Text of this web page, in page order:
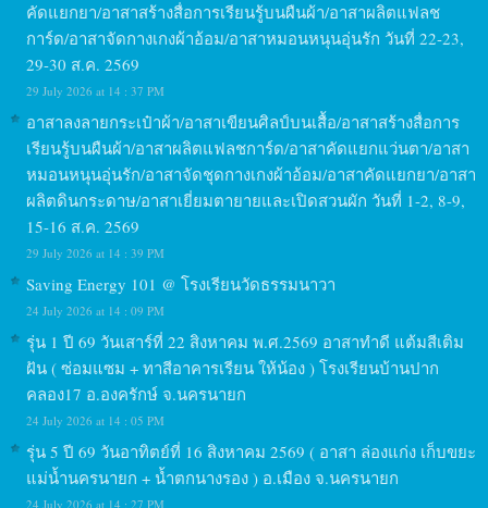
คัดแยกยา/อาสาสร้างสื่อการเรียนรู้บนผืนผ้า/อาสาผลิตแฟลช
การ์ด/อาสาจัดกางเกงผ้าอ้อม/อาสาหมอนหนุนอุ่นรัก วันที่ 22-23,
29-30 ส.ค. 2569
29 July 2026 at 14 : 37 PM
อาสาลงลายกระเป๋าผ้า/อาสาเขียนศิลป์บนเสื้อ/อาสาสร้างสื่อการ
เรียนรู้บนผืนผ้า/อาสาผลิตแฟลชการ์ด/อาสาคัดแยกแว่นตา/อาสา
หมอนหนุนอุ่นรัก/อาสาจัดชุดกางเกงผ้าอ้อม/อาสาคัดแยกยา/อาสา
ผลิตดินกระดาษ/อาสาเยี่ยมตายายและเปิดสวนผัก วันที่ 1-2, 8-9,
15-16 ส.ค. 2569
29 July 2026 at 14 : 39 PM
Saving Energy 101 @ โรงเรียนวัดธรรมนาวา
24 July 2026 at 14 : 09 PM
รุ่น 1 ปี 69 วันเสาร์ที่ 22 สิงหาคม พ.ศ.2569 อาสาทำดี แต้มสีเติม
ฝัน ( ซ่อมแซม + ทาสีอาคารเรียน ให้น้อง ) โรงเรียนบ้านปาก
คลอง17 อ.องครักษ์ จ.นครนายก
24 July 2026 at 14 : 05 PM
รุ่น 5 ปี 69 วันอาทิตย์ที่ 16 สิงหาคม 2569 ( อาสา ล่องแก่ง เก็บขยะ
แม่น้ำนครนายก + น้ำตกนางรอง ) อ.เมือง จ.นครนายก
24 July 2026 at 14 : 27 PM